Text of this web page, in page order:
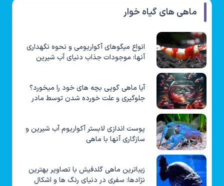
ماهی های گیاه خوار
انواع میگوهای آکواریومی و نحوه نگهداری
آنها: موجودات جذاب دنیای آب شیرین
آیا ماهی گوپی بچه های خود را میخورد؟
جلوگیری و علت خورده شدن توسط مادر
پوست اندازی لابستر آکواریوم آب شیرین و
سازگاری آنها با ماهی
زیباترین ماهی گلدفیش با تصاویر بهترین
نژادها: سفری در دنیای رنگ ها و اشکال